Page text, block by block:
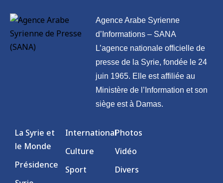
Agence Arabe Syrienne
d’Informations – SANA
L’agence nationale officielle de
presse de la Syrie, fondée le 24
juin 1965. Elle est affiliée au
Ministère de l’Information et son
siège est à Damas.
La Syrie et
le Monde
Présidence
International
Culture
Sport
Photos
Vidéo
Divers